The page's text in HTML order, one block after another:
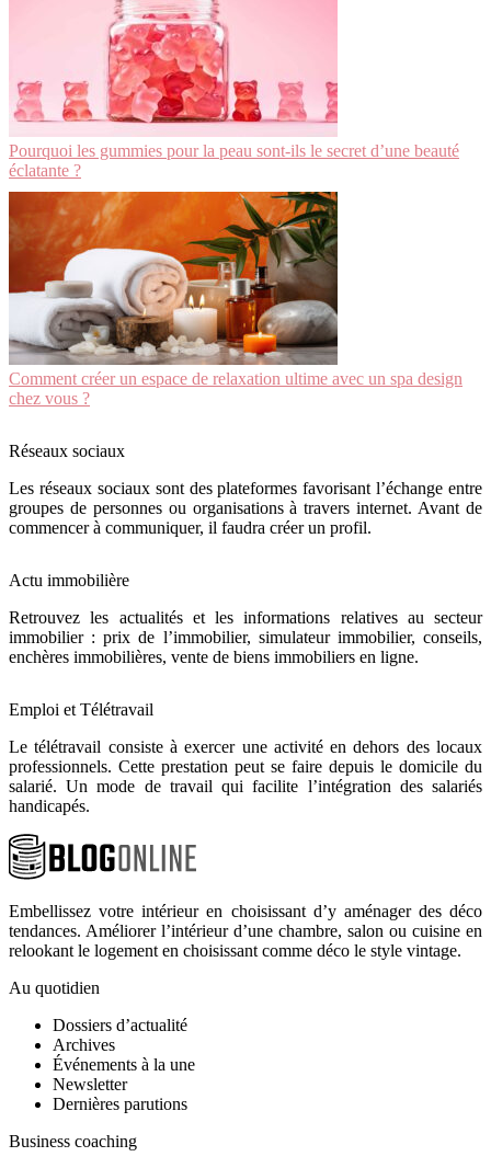
Pourquoi les gummies pour la peau sont-ils le secret d’une beauté
éclatante ?
Comment créer un espace de relaxation ultime avec un spa design
chez vous ?
Réseaux sociaux
Les réseaux sociaux sont des plateformes favorisant l’échange entre
groupes de personnes ou organisations à travers internet. Avant de
commencer à communiquer, il faudra créer un profil.
Actu immobilière
Retrouvez les actualités et les informations relatives au secteur
immobilier : prix de l’immobilier, simulateur immobilier, conseils,
enchères immobilières, vente de biens immobiliers en ligne.
Emploi et Télétravail
Le télétravail consiste à exercer une activité en dehors des locaux
professionnels. Cette prestation peut se faire depuis le domicile du
salarié. Un mode de travail qui facilite l’intégration des salariés
handicapés.
Embellissez votre intérieur en choisissant d’y aménager des déco
tendances. Améliorer l’intérieur d’une chambre, salon ou cuisine en
relookant le logement en choisissant comme déco le style vintage.
Au quotidien
Dossiers d’actualité
Archives
Événements à la une
Newsletter
Dernières parutions
Business coaching